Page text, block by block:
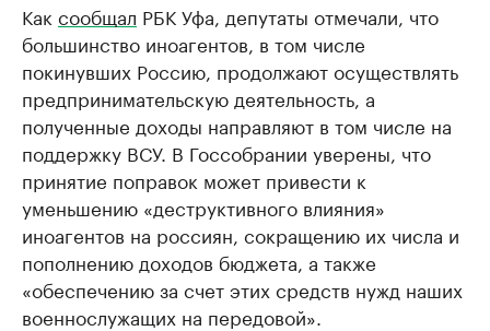
Как сообщал РБК Уфа, депутаты отмечали, что
большинство иноагентов, в том числе
покинувших Россию, продолжают осуществлять
предпринимательскую деятельность, а
полученные доходы направляют в том числе на
поддержку ВСУ. В Госсобрании уверены, что
принятие поправок может привести к
уменьшению «деструктивного влияния»
иноагентов на россиян, сокращению их числа и
пополнению доходов бюджета, а также
«обеспечению за счет этих средств нужд наших
военнослужащих на передовой».